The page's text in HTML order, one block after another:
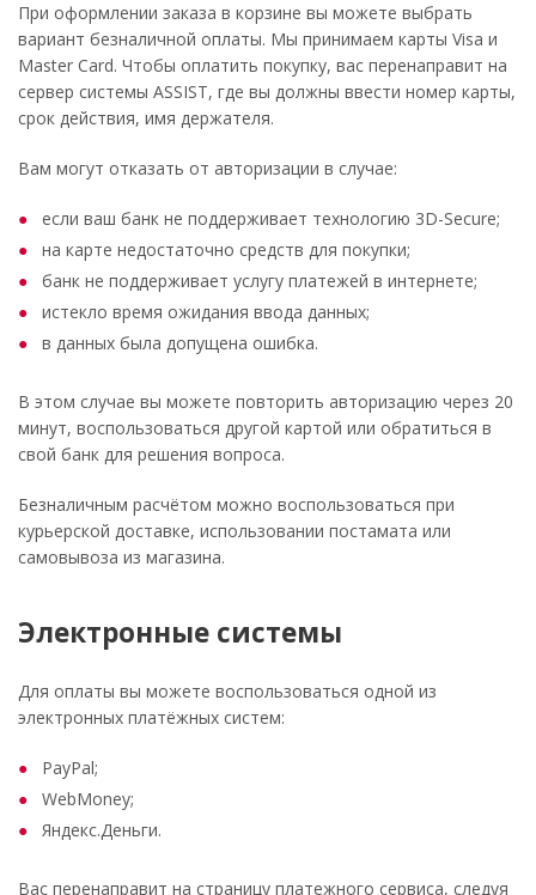
При оформлении заказа в корзине вы можете выбрать
вариант безналичной оплаты. Мы принимаем карты Visa и
Master Card. Чтобы оплатить покупку, вас перенаправит на
сервер системы ASSIST, где вы должны ввести номер карты,
срок действия, имя держателя.
Вам могут отказать от авторизации в случае:
если ваш банк не поддерживает технологию 3D-Secure;
на карте недостаточно средств для покупки;
банк не поддерживает услугу платежей в интернете;
истекло время ожидания ввода данных;
в данных была допущена ошибка.
В этом случае вы можете повторить авторизацию через 20
минут, воспользоваться другой картой или обратиться в
свой банк для решения вопроса.
Безналичным расчётом можно воспользоваться при
курьерской доставке, использовании постамата или
самовывоза из магазина.
Электронные системы
Для оплаты вы можете воспользоваться одной из
электронных платёжных систем:
PayPal;
WebMoney;
Яндекс.Деньги.
Вас перенаправит на страницу платежного сервиса, следуя